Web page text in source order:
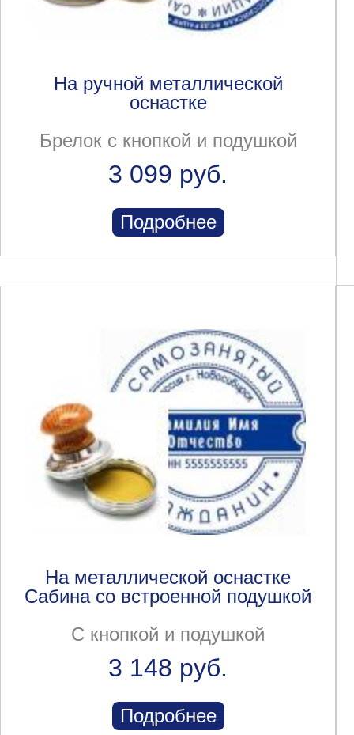
На ручной металлической
оснастке
Брелок с кнопкой и подушкой
3 099 руб.
Подробнее
На металлической оснастке
Сабина со встроенной подушкой
С кнопкой и подушкой
3 148 руб.
Подробнее